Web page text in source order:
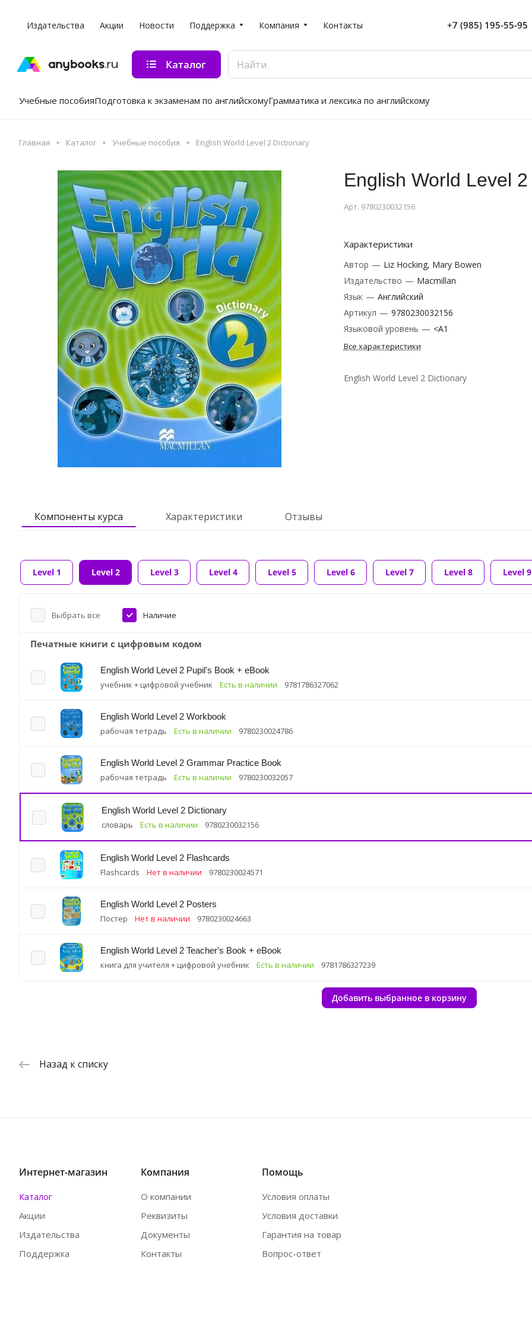
Издательства Акции Новости Поддержка Компания Контакты +7 (985) 195-55-95
Каталог
Учебные пособияПодготовка к экзаменам по английскомуГрамматика и лексика по английскому
Главная Каталог Учебные пособия English World Level 2 Dictionary
English World Level
Арт. 9780230032156
Характеристики
Автор — Liz Hocking, Mary Bowen
Издательство — Macmillan
Язык — Английский
Артикул — 9780230032156
Языковой уровень — <A1
Все характеристики
English World Level 2 Dictionary
Компоненты курса Характеристики Отзывы
Level 1 Level 2 Level 3 Level 4 Level 5 Level 6 Level 7 Level 8 Level 9
Выбрать все Наличие
Печатные книги с цифровым кодом
English World Level 2 Pupil's Book + eBook
учебник + цифровой учебник Есть в наличии 9781786327062
English World Level 2 Workbook
рабочая тетрадь Есть в наличии 9780230024786
English World Level 2 Grammar Practice Book
рабочая тетрадь Есть в наличии 9780230032057
English World Level 2 Dictionary
словарь Есть в наличии 9780230032156
English World Level 2 Flashcards
Flashcards Нет в наличии 9780230024571
English World Level 2 Posters
Постер Нет в наличии 9780230024663
English World Level 2 Teacher's Book + eBook
книга для учителя + цифровой учебник Есть в наличии 9781786327239
Добавить выбранное в корзину
Назад к списку
Интернет-магазин
Каталог
Акции
Издательства
Поддержка
Компания
О компании
Реквизиты
Документы
Контакты
Помощь
Условия оплаты
Условия доставки
Гарантия на товар
Вопрос-ответ